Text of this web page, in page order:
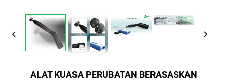
ALAT KUASA PERUBATAN BERASASKAN